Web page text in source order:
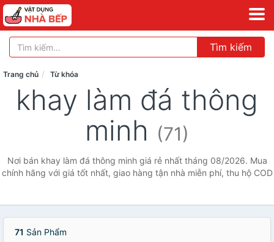
Tìm kiếm
Trang chủ Từ khóa
khay làm đá thông
minh (71)
Nơi bán khay làm đá thông minh giá rẻ nhất tháng 08/2026. Mua
chính hãng với giá tốt nhất, giao hàng tận nhà miễn phí, thu hộ COD
71 Sản Phẩm